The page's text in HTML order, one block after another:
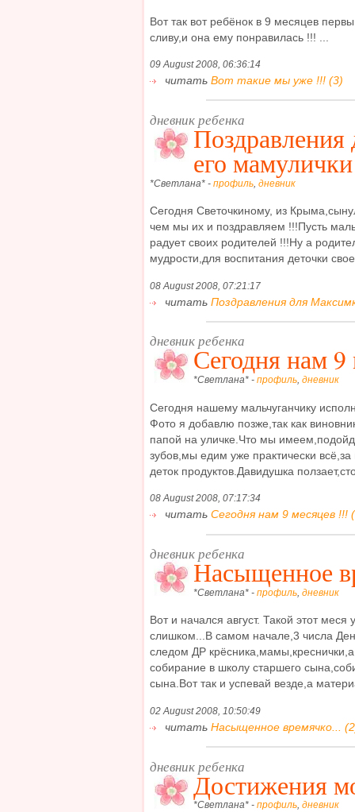
Вот так вот ребёнок в 9 месяцев
сливу,и она ему понравилась !!! ...
09 August 2008, 06:36:14
читать Вот такие мы уже !!! (3)
дневник ребенка
его
*Светлана* - профиль, дневник
Сегодня Светочкиному, из
чем мы их и поздравляем !!!Пусть
радует своих родителей !!!Ну а
мудрости,для воспитания деточки
08 August 2008, 07:21:17
читать Поздравления для
дневник ребенка
Сегодня нам
*Светлана* - профиль, дневник
Сегодня нашему мальчуганчику
Фото я добавлю позже,так как
папой на уличке.Что мы
зубов,мы едим уже практически
деток продуктов.Давидушка
08 August 2008, 07:17:34
читать Сегодня нам 9 месяцев !!!
дневник ребенка
Насыщенное
*Светлана* - профиль, дневник
Вот и начался август. Такой этот
слишком...В самом начале,3 числа
следом ДР
собирание в школу старшего
сына.Вот так и успевай везде,а
02 August 2008, 10:50:49
читать Насыщенное времячко...
дневник ребенка
Достижения
*Светлана* - профиль, дневник